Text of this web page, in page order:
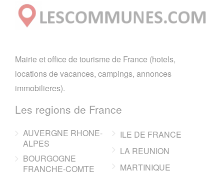
Mairie et office de tourisme de France (hotels,
locations de vacances, campings, annonces
immobilieres).
Les regions de France
AUVERGNE RHONE-
ALPES
BOURGOGNE
FRANCHE-COMTE
ILE DE FRANCE
LA REUNION
MARTINIQUE